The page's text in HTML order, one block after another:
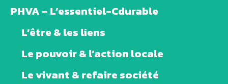
PHVA – L’essentiel-Cdurable
L’être & les liens
Le pouvoir & l’action locale
Le vivant & refaire société